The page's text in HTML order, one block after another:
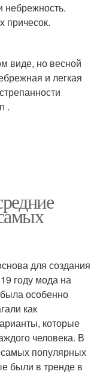
небрежность.
причесок.
виде, но весной
и легкая
.
для создания
году мода на
особенно
как
которые
человека. В
популярных
были в тренде в